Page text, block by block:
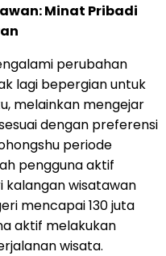
Minat Pribadi
perubahan
lagi bepergian untuk
melainkan mengejar
dengan preferensi
periode
pengguna aktif
kalangan wisatawan
mencapai 130 juta
aktif melakukan
wisata.